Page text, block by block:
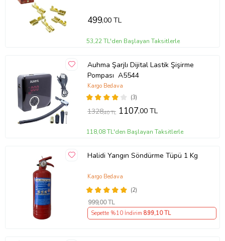
499,00 TL
53,22 TL'den Başlayan Taksitlerle
Auhma Şarjlı Dijital Lastik Şişirme
Pompası A5544
(3)
Kargo Bedava
1328,40 TL 1107,00 TL
118,08 TL'den Başlayan Taksitlerle
Halidi Yangın Söndürme Tüpü 1 Kg
(2)
Kargo Bedava
999,00 TL
Sepette %10 İndirim 899,10 TL